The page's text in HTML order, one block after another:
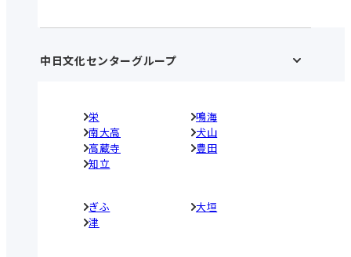
中日文化センターグループ
栄
鳴海
南大高
犬山
高蔵寺
豊田
知立
ぎふ
大垣
津